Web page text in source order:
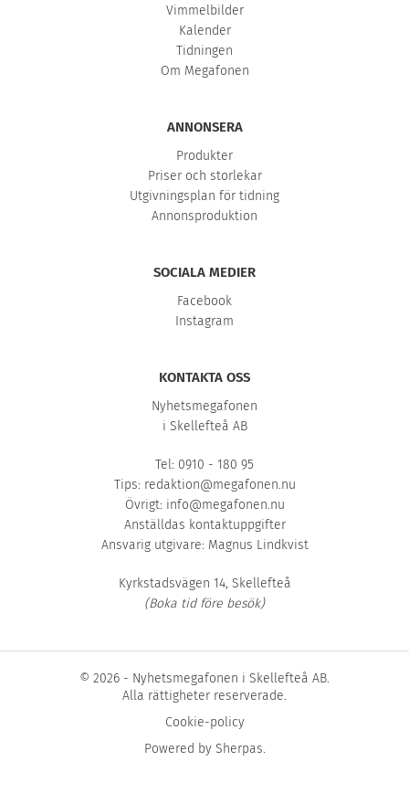
Vimmelbilder
Kalender
Tidningen
Om Megafonen
ANNONSERA
Produkter
Priser och storlekar
Utgivningsplan för tidning
Annonsproduktion
SOCIALA MEDIER
Facebook
Instagram
KONTAKTA OSS
Nyhetsmegafonen
i Skellefteå AB
Tel: 0910 - 180 95
Tips: redaktion@megafonen.nu
Övrigt: info@megafonen.nu
Anställdas kontaktuppgifter
Ansvarig utgivare: Magnus Lindkvist
Kyrkstadsvägen 14, Skellefteå
(Boka tid före besök)
© 2026 - Nyhetsmegafonen i Skellefteå AB.
Alla rättigheter reserverade.
Cookie-policy
Powered by Sherpas.